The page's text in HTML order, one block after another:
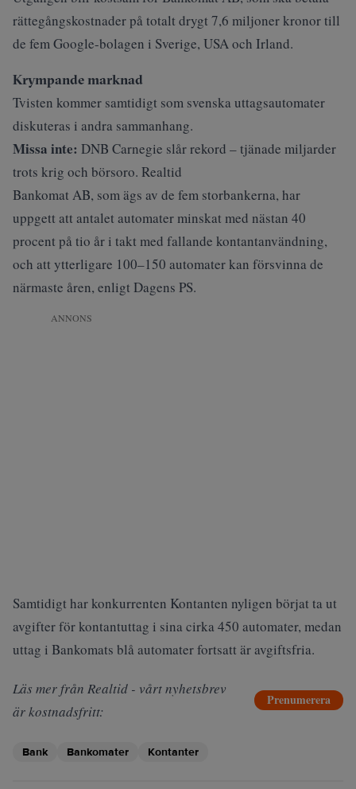
rättegångskostnader på totalt drygt 7,6 miljoner kronor till
de fem Google-bolagen i Sverige, USA och Irland.
Krympande marknad
Tvisten kommer samtidigt som svenska uttagsautomater
diskuteras i andra sammanhang.
Missa inte: DNB Carnegie slår rekord – tjänade miljarder
trots krig och börsoro. Realtid
Bankomat AB, som ägs av de fem storbankerna, har
uppgett att antalet automater minskat med nästan 40
procent på tio år i takt med fallande kontantanvändning,
och att ytterligare 100–150 automater kan försvinna de
närmaste åren, enligt Dagens PS.
ANNONS
Samtidigt har konkurrenten Kontanten nyligen börjat ta ut
avgifterför kontantuttag i sina cirka 450 automater, medan
uttag i Bankomats blå automater fortsatt är avgiftsfria.
Läs mer från Realtid - vårt nyhetsbrev
är kostnadsfritt:
Prenumerera
Bank Bankomater Kontanter